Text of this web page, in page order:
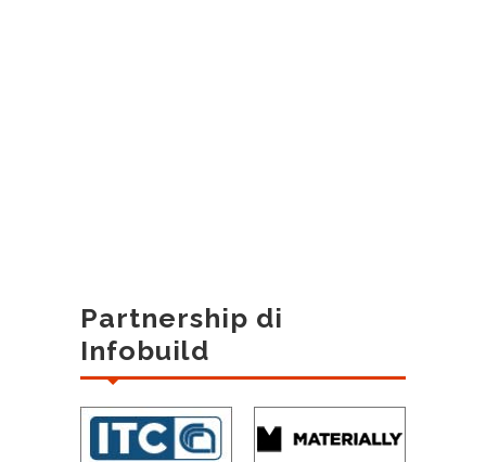
Partnership di
Infobuild